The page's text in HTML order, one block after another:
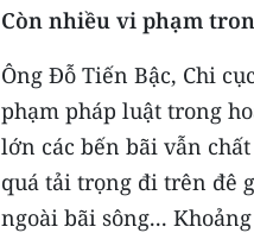
Còn nhiều vi phạm
Ông Ðỗ Tiến Bậc, Chi
phạm pháp luật trong
lớn các bến bãi vẫn
quá tải trọng đi trên đê
ngoài bãi sông...